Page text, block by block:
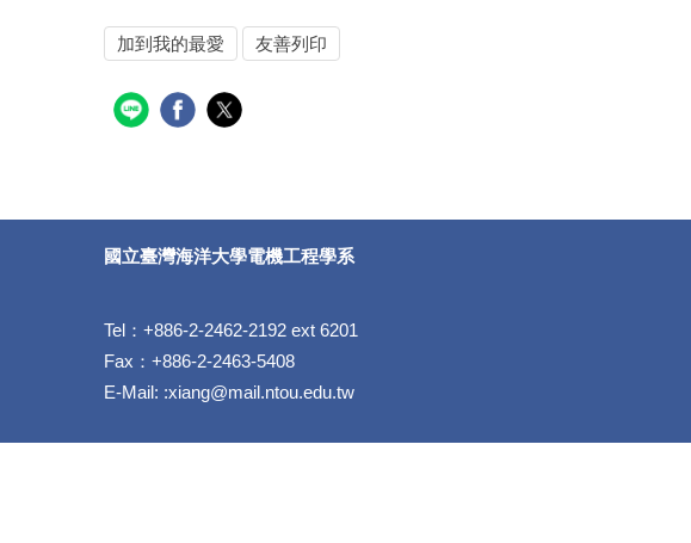
加到我的最愛 友善列印
國立臺灣海洋大學電機工程學系
Tel：+886-2-2462-2192 ext 6201
Fax：+886-2-2463-5408
E-Mail: :xiang@mail.ntou.edu.tw